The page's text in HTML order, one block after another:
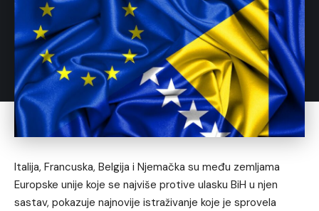
Italija, Francuska, Belgija i Njemačka su među zemljama
Europske unije koje se najviše protive ulasku BiH u njen
sastav, pokazuje najnovije istraživanje koje je sprovela